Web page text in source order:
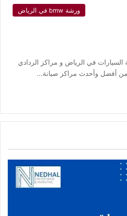
ورشة bmw في الرياض
في الرياض و مراكز الردادي
من أفضل وأحدث مراكز صيانة…